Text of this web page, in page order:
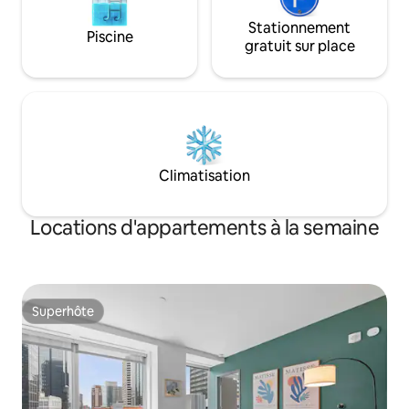
Piscine
Stationnement
gratuit sur place
Climatisation
Locations d'appartements à la semaine
Superhôte
Superhôte